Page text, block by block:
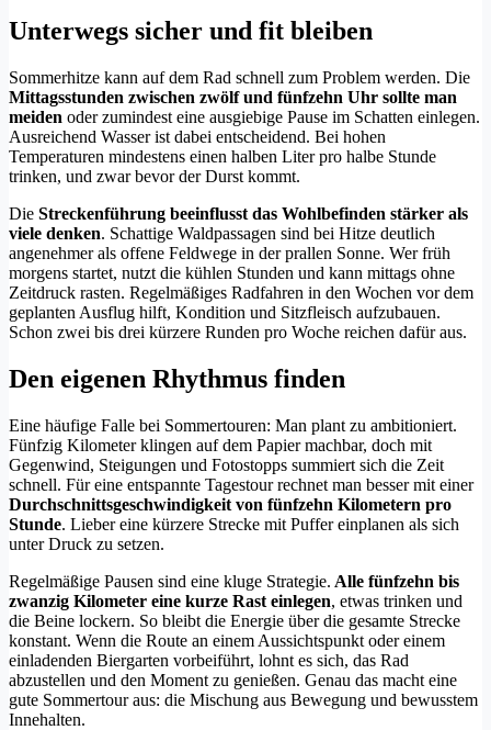
Unterwegs sicher und fit bleiben
Sommerhitze kann auf dem Rad schnell zum Problem werden. Die
Mittagsstunden zwischen zwölf und fünfzehn Uhr sollte man
meiden oder zumindest eine ausgiebige Pause im Schatten einlegen.
Ausreichend Wasser ist dabei entscheidend. Bei hohen
Temperaturen mindestens einen halben Liter pro halbe Stunde
trinken, und zwar bevor der Durst kommt.
Die Streckenführung beeinflusst das Wohlbefinden stärker als
viele denken. Schattige Waldpassagen sind bei Hitze deutlich
angenehmer als offene Feldwege in der prallen Sonne. Wer früh
morgens startet, nutzt die kühlen Stunden und kann mittags ohne
Zeitdruck rasten. Regelmäßiges Radfahren in den Wochen vor dem
geplanten Ausflug hilft, Kondition und Sitzfleisch aufzubauen.
Schon zwei bis drei kürzere Runden pro Woche reichen dafür aus.
Den eigenen Rhythmus finden
Eine häufige Falle bei Sommertouren: Man plant zu ambitioniert.
Fünfzig Kilometer klingen auf dem Papier machbar, doch mit
Gegenwind, Steigungen und Fotostopps summiert sich die Zeit
schnell. Für eine entspannte Tagestour rechnet man besser mit einer
Durchschnittsgeschwindigkeit von fünfzehn Kilometern pro
Stunde. Lieber eine kürzere Strecke mit Puffer einplanen als sich
unter Druck zu setzen.
Regelmäßige Pausen sind eine kluge Strategie. Alle fünfzehn bis
zwanzig Kilometer eine kurze Rast einlegen, etwas trinken und
die Beine lockern. So bleibt die Energie über die gesamte Strecke
konstant. Wenn die Route an einem Aussichtspunkt oder einem
einladenden Biergarten vorbeiführt, lohnt es sich, das Rad
abzustellen und den Moment zu genießen. Genau das macht eine
gute Sommertour aus: die Mischung aus Bewegung und bewusstem
Innehalten.